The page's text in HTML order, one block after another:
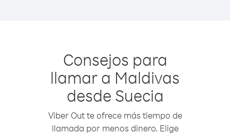
Consejos para
llamar a Maldivas
desde Suecia
Viber Out te ofrece más tiempo de
llamada por menos dinero. Elige